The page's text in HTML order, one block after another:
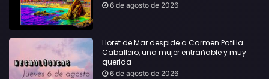
6 de agosto de 2026
Lloret de Mar despide a Carmen Patilla
Caballero, una mujer entrañable y muy
querida
6 de agosto de 2026